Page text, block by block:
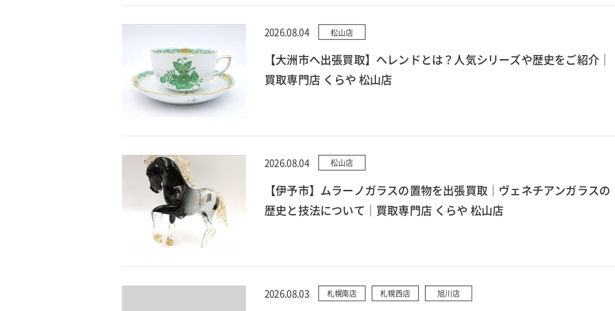
2026.08.04 松山店
【大洲市へ出張買取】ヘレンドとは？人気シリーズや歴史をご紹介｜
買取専門店 くらや 松山店
2026.08.04 松山店
【伊予市】ムラーノガラスの置物を出張買取｜ヴェネチアンガラスの
歴史と技法について｜買取専門店 くらや 松山店
2026.08.03 札幌南店 札幌西店 旭川店